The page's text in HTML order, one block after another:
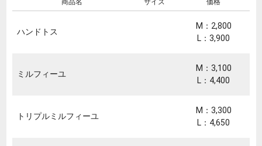
ハンドトス
M：2,800
L：3,900
ミルフィーユ
M：3,100
L：4,400
トリプルミルフィーユ
M：3,300
L：4,650